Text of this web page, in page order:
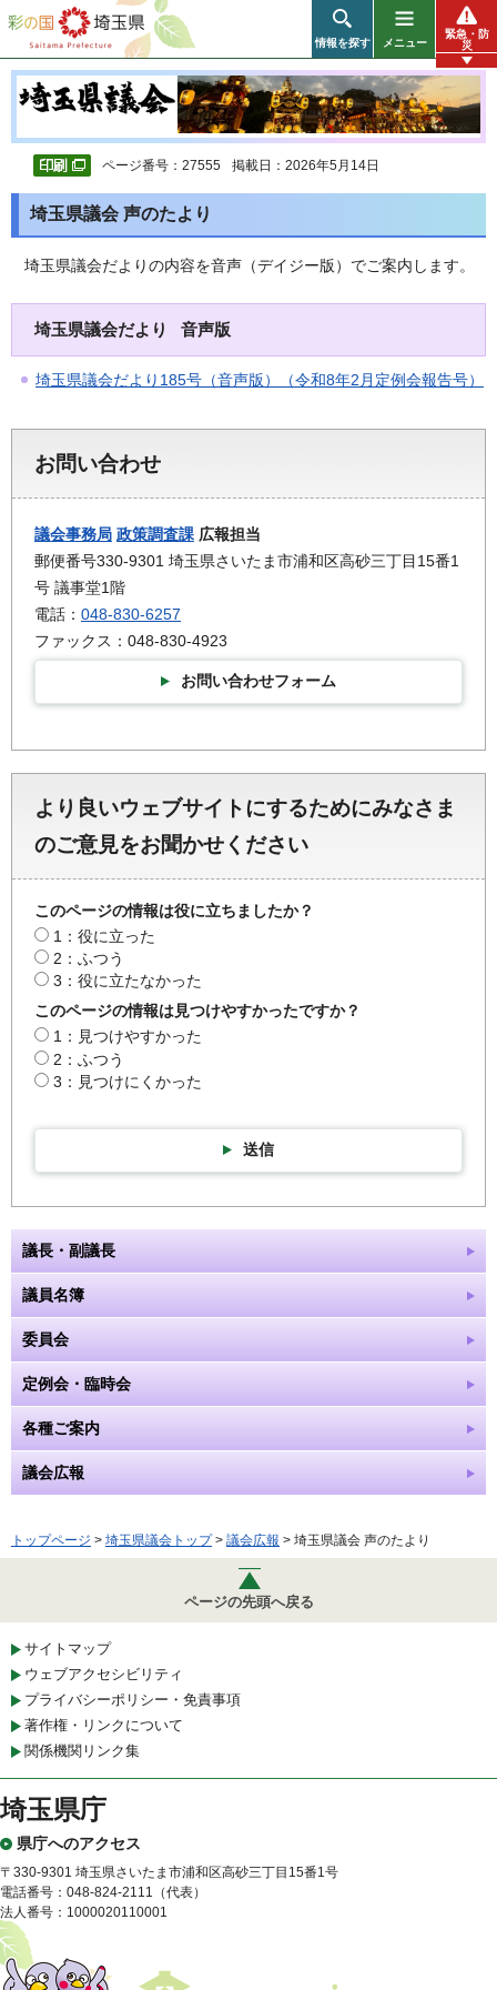
彩の国 埼玉県
情報を探す メニュー
緊急・防
災
ページ番号：27555 掲載日：2026年5月14日
埼玉県議会 声のたより
埼玉県議会だよりの内容を音声（デイジー版）でご案内します。
埼玉県議会だより 音声版
埼玉県議会だより185号（音声版）（令和8年2月定例会報告号）
お問い合わせ
議会事務局 政策調査課 広報担当
郵便番号330-9301 埼玉県さいたま市浦和区高砂三丁目15番1
号 議事堂1階
電話： 048-830-6257
ファックス：048-830-4923
お問い合わせフォーム
より良いウェブサイトにするためにみなさま
のご意見をお聞かせください
このページの情報は役に立ちましたか？
1：役に立った
2：ふつう
3：役に立たなかった
このページの情報は見つけやすかったですか？
1：見つけやすかった
2：ふつう
3：見つけにくかった
送信
議長・副議長
議員名簿
委員会
定例会・臨時会
各種ご案内
議会広報
トップページ > 埼玉県議会トップ> 議会広報 > 埼玉県議会 声のたより
ページの先頭へ戻る
サイトマップ
ウェブアクセシビリティ
プライバシーポリシー・免責事項
著作権・リンクについて
関係機関リンク集
埼玉県庁
県庁へのアクセス
〒330-9301 埼玉県さいたま市浦和区高砂三丁目15番1号
電話番号：048-824-2111（代表）
法人番号：1000020110001